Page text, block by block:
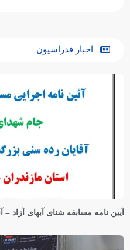
اخبار فدراسیون
آیین نامه مسابقه شنای آبهای آزاد –